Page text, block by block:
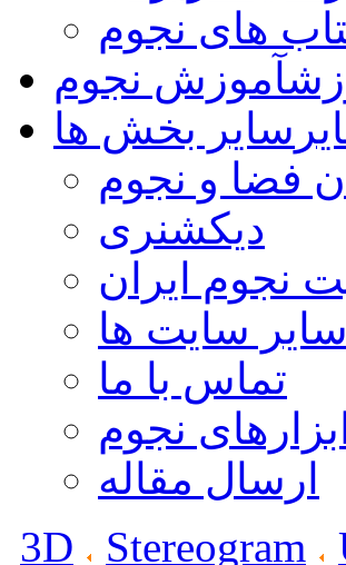
های نجوم
آموزش نجوم
سایر بخش ها
فضا و نجوم
دیکشنری
نجوم ایران
سایت ها
تماس با ما
ابزارهای نجوم
ارسال مقاله
3D
Stereogram